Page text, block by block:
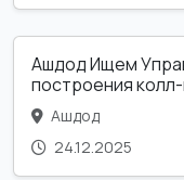
Ашдод Ищем
построения
Ашдод
24.12.2025